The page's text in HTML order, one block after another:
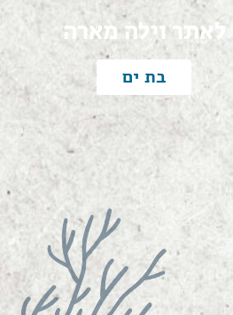
לאתר וילה מארה
בת ים